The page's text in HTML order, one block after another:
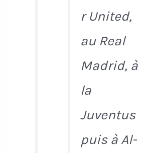
r United,
au Real
Madrid, à
la
Juventus
puis à Al-